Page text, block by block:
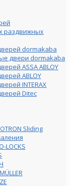
раздвижных
dormakaba
двери dormakaba
ASSA ABLOY
ABLOY
INTERAX
Ditec
Sliding
LOCKS